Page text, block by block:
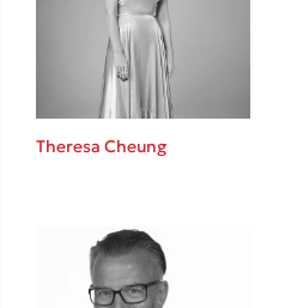
Φυστίκι ΠουΚυλάει
Παύλος Καστανάς
El Sombrero
Στέφανος Ξενάκης
Sebastian Fitzek
Lucinda Riley
Mimi Matthews
Theresa Cheung